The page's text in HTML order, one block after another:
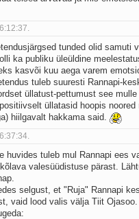
tunded olid samuti
ka publiku üleüldine
kasvõi kuu aega varem
tuleb suuresti Rannapi-
üllatust-pettumust see
üllatasid hoopis noored
hiilgavalt hakkama said.
huvides tuleb mul Rannapi ees
valesüüdistuse pärast.
selgust, et "Ruja" Rannapi
vaid lood valis välja Tiit Ojasoo.